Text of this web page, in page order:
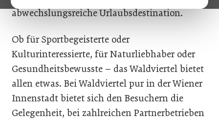
abwechslungsreiche Urlaubsdestination.
Ob für Sportbegeisterte oder
Kulturinteressierte, für Naturliebhaber oder
Gesundheitsbewusste – das Waldviertel bietet
allen etwas. Bei Waldviertel pur in der Wiener
Innenstadt bietet sich den Besuchern die
Gelegenheit, bei zahlreichen Partnerbetrieben